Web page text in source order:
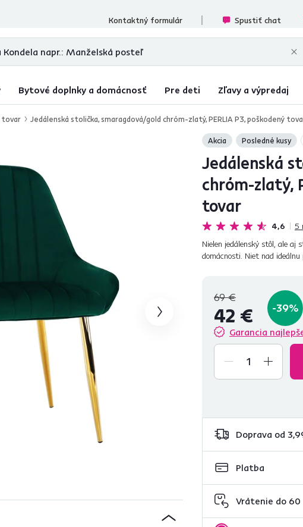
Kontaktný formulár
Spustiť chat
Bytové doplnky a domácnosť Pre deti Zľavy a výpredaj
tovar Jedálenská stolička, smaragdová/gold chróm-zlatý, PERLIA P3, poškodený
Akcia Posledné kusy
Jedálenská
chróm-zlatý,
tovar
4,6 5
Nielen jedálenský stôl, ale aj
domácnosti. Niet nad
69 €
42 € -39%
Garancia
Doprava od
Platba
Vrátenie do 60